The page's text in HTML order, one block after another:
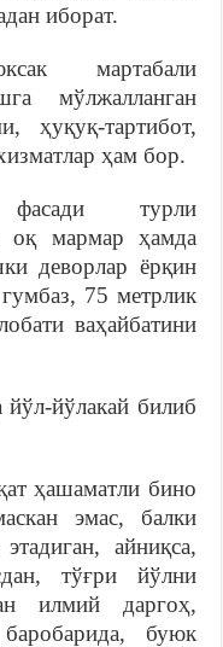
иборат.
мартабали
мўлжалланган
ҳуқуқ-тартибот,
ҳам бор.
турли
оқ мармар ҳамда
деворлар ёрқин
75 метрлик
ваҳайбатини
йўл-йўлакай билиб
ҳашаматли бино
эмас, балки
айниқса,
тўғри йўлни
илмий даргоҳ,
буюк